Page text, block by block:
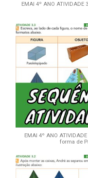
EMAI 4º ANO ATIVIDADE
EMAI 4º ANO
forma de